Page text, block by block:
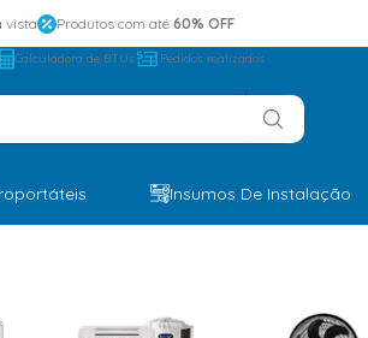
vista Produtos com até 60% OFF
Calculadora de BTUs Pedidos realizados
Insumos De Instalação